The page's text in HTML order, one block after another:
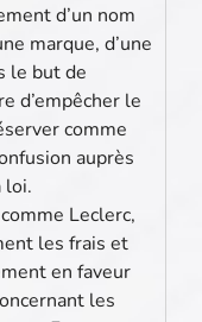
d’un nom
marque, d’une
le but de
d’empêcher le
comme
auprès
loi.
Leclerc,
les frais et
en faveur
les